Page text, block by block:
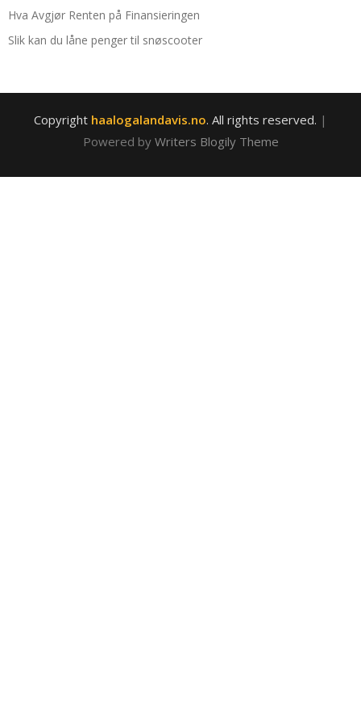
Hva Avgjør Renten på Finansieringen
Slik kan du låne penger til snøscooter
Copyright haalogalandavis.no. All rights reserved. |
Powered by Writers Blogily Theme